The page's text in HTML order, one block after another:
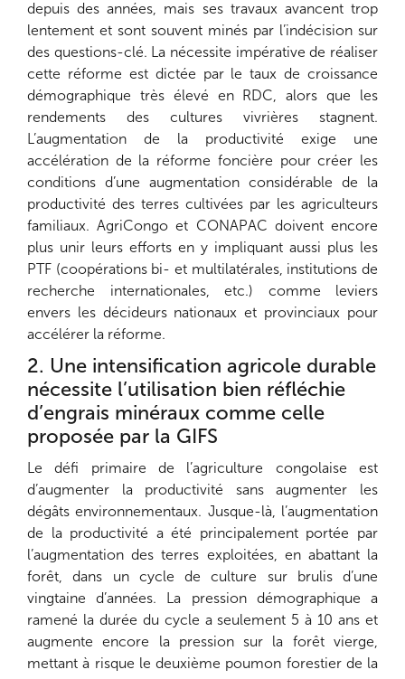
depuis des années, mais ses travaux avancent trop
lentement et sont souvent minés par l’indécision sur
des questions-clé. La nécessite impérative de réaliser
cette réforme est dictée par le taux de croissance
démographique très élevé en RDC, alors que les
rendements des cultures vivrières stagnent.
L’augmentation de la productivité exige une
accélération de la réforme foncière pour créer les
conditions d’une augmentation considérable de la
productivité des terres cultivées par les agriculteurs
familiaux. AgriCongo et CONAPAC doivent encore
plus unir leurs efforts en y impliquant aussi plus les
PTF (coopérations bi- et multilatérales, institutions de
recherche internationales, etc.) comme leviers
envers les décideurs nationaux et provinciaux pour
accélérer la réforme.
2. Une intensification agricole durable
nécessite l’utilisation bien réfléchie
d’engrais minéraux comme celle
proposée par la GIFS
Le défi primaire de l’agriculture congolaise est
d’augmenter la productivité sans augmenter les
dégâts environnementaux. Jusque-là, l’augmentation
de la productivité a été principalement portée par
l’augmentation des terres exploitées, en abattant la
forêt, dans un cycle de culture sur brulis d’une
vingtaine d’années. La pression démographique a
ramené la durée du cycle a seulement 5 à 10 ans et
augmente encore la pression sur la forêt vierge,
mettant à risque le deuxième poumon forestier de la